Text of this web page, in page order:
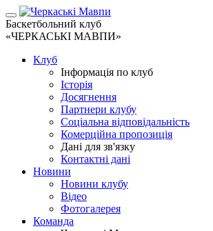
Баскетбольний клуб
«ЧЕРКАСЬКІ МАВПИ»
Клуб
Інформація по клуб
Історія
Досягнення
Партнери клубу
Соціальна відповідальність
Комерційна пропозиція
Дані для зв'язку
Контактні дані
Новини
Новини клубу
Відео
Фотогалерея
Команда